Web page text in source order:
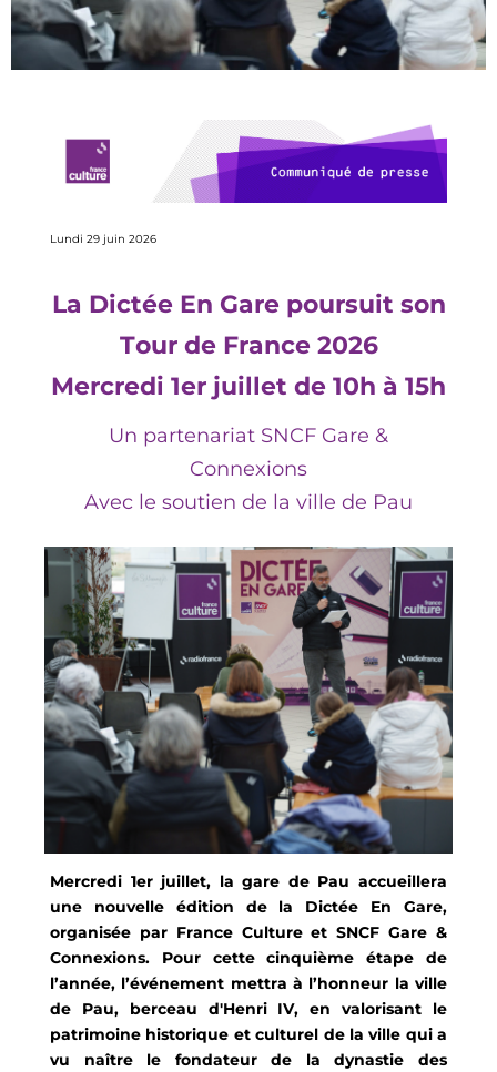
Lundi 29 juin 2026
La Dictée En Gare poursuit son
Tour de France 2026
Mercredi 1er juillet de 10h à 15h
Un partenariat SNCF Gare &
Connexions
Avec le soutien de la ville de Pau
Mercredi 1er juillet, la gare de Pau accueillera
une nouvelle édition de la Dictée En Gare,
organisée par France Culture et SNCF Gare &
Connexions. Pour cette cinquième étape de
l’année, l’événement mettra à l’honneur la ville
de Pau, berceau d'Henri IV, en valorisant le
patrimoine historique et culturel de la ville qui a
vu naître le fondateur de la dynastie des